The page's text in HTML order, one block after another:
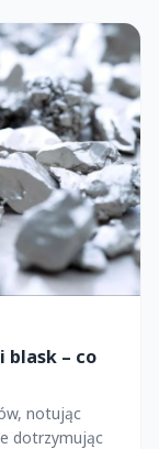
blask – co
notując
dotrzymując